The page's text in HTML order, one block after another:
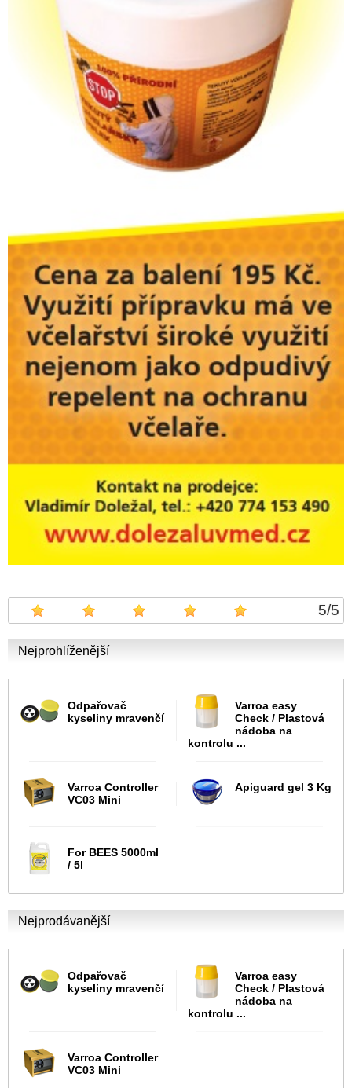
5/5
Nejprohlíženější
Odpařovač
kyseliny mravenčí
Varroa easy
Check / Plastová
nádoba na
kontrolu ...
Varroa Controller
VC03 Mini
Apiguard gel 3 Kg
For BEES 5000ml
/ 5l
Nejprodávanější
Odpařovač
kyseliny mravenčí
Varroa easy
Check / Plastová
nádoba na
kontrolu ...
Varroa Controller
VC03 Mini